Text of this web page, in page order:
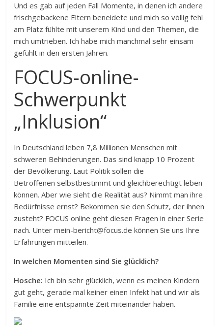
Und es gab auf jeden Fall Momente, in denen ich andere
frischgebackene Eltern beneidete und mich so völlig fehl
am Platz fühlte mit unserem Kind und den Themen, die
mich umtrieben. Ich habe mich manchmal sehr einsam
gefühlt in den ersten Jahren.
FOCUS-online-
Schwerpunkt
„Inklusion“
In Deutschland leben 7,8 Millionen Menschen mit
schweren Behinderungen. Das sind knapp 10 Prozent
der Bevölkerung. Laut Politik sollen die
Betroffenen selbstbestimmt und gleichberechtigt leben
können. Aber wie sieht die Realität aus? Nimmt man ihre
Bedürfnisse ernst? Bekommen sie den Schutz, der ihnen
zusteht? FOCUS online geht diesen Fragen in einer Serie
nach. Untermein-bericht@focus.de können Sie uns Ihre
Erfahrungen mitteilen.
In welchen Momenten sind Sie glücklich?
Hosche: Ich bin sehr glücklich, wenn es meinen Kindern
gut geht, gerade mal keiner einen Infekt hat und wir als
Familie eine entspannte Zeit miteinander haben.